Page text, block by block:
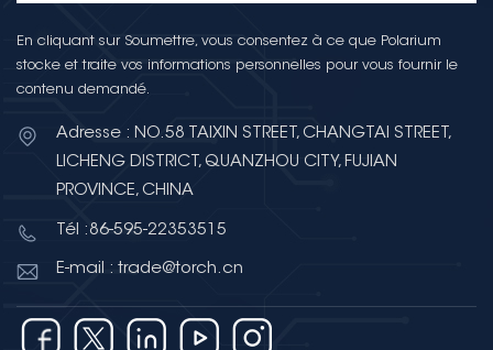
En cliquant sur Soumettre, vous consentez à ce que Polarium
stocke et traite vos informations personnelles pour vous fournir le
contenu demandé.
Adresse : NO.58 TAIXIN STREET, CHANGTAI STREET,
LICHENG DISTRICT, QUANZHOU CITY, FUJIAN
PROVINCE, CHINA
Tél :86-595-22353515
E-mail : trade@torch.cn